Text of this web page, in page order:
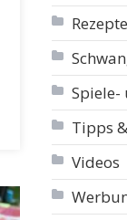
Rezepte
Spiele-
Tipps
Videos